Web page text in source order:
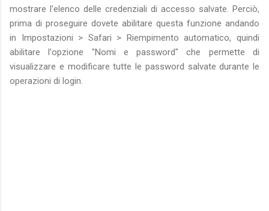
mostrare l'elenco delle credenziali di accesso salvate. Perciò,
prima di proseguire dovete abilitare questa funzione andando
in Impostazioni > Safari > Riempimento automatico, quindi
abilitare l'opzione "Nomi e password" che permette di
visualizzare e modificare tutte le password salvate durante le
operazioni di login.